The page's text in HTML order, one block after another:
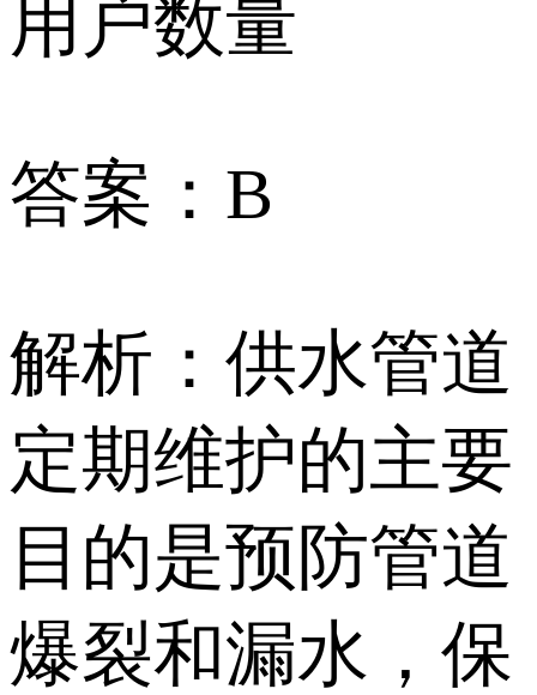
用户数量
答案：B
解析：供水管道
定期维护的主要
目的是预防管道
爆裂和漏水，保